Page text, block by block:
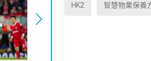
HK2 智慧物業保養